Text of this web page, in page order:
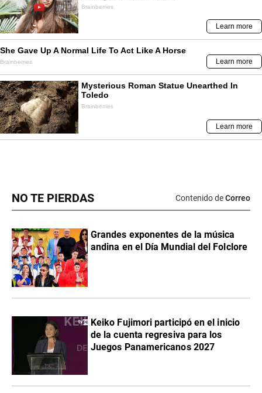
NO TE PIERDAS Contenido deCorreo
Grandes exponentes de la música
andina en el Día Mundial del Folclore
Keiko Fujimori participó en el inicio
de la cuenta regresiva para los
Juegos Panamericanos 2027